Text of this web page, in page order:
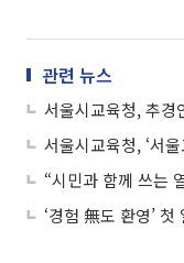
관련 뉴스
서울시교육청, 추
‘경험 無도 환영’